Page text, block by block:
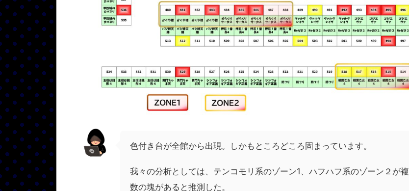
色付き台が全館から出現。しかもところどころ固まっています。
我々の分析としては、テンコモリ系のゾーン1、ハフハフ系のゾーン２が複
数の塊があると推測した。